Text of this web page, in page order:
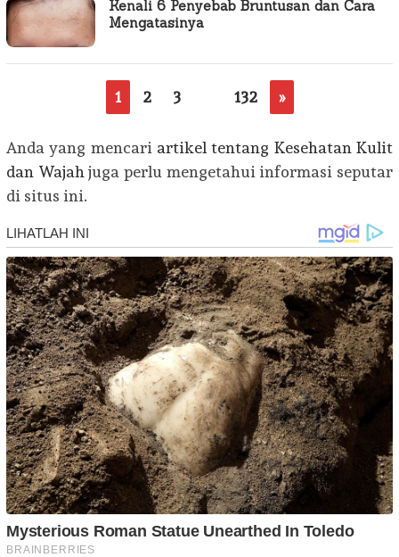
Kenali 6 Penyebab Bruntusan dan Cara
Mengatasinya
1 2 3 132 »
Anda yang mencari artikel tentang Kesehatan Kulit
dan Wajah juga perlu mengetahui informasi seputar
di situs ini.